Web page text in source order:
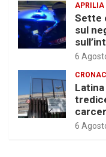
APRILIA
Sette
sul
6
6